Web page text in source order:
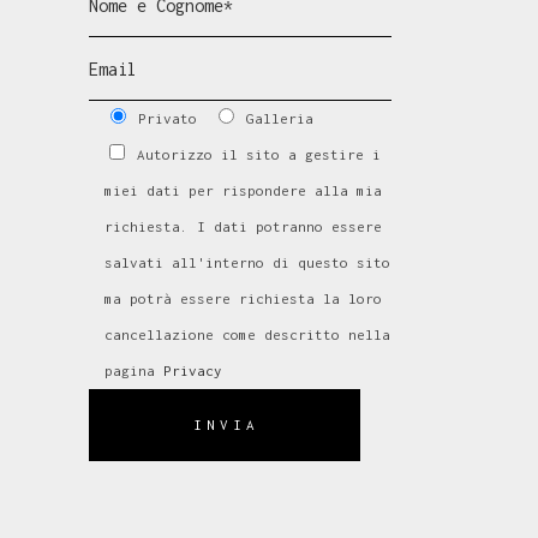
Privato Galleria
Autorizzo il sito a gestire i
miei dati per rispondere alla mia
richiesta. I dati potranno essere
salvati all'interno di questo sito
ma potrà essere richiesta la loro
cancellazione come descritto nella
pagina Privacy
INVIA